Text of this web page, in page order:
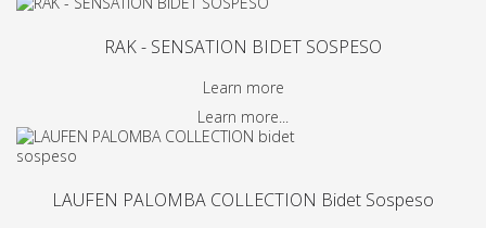
RAK - SENSATION BIDET SOSPESO
Learn more
Learn more...
LAUFEN PALOMBA COLLECTION Bidet Sospeso